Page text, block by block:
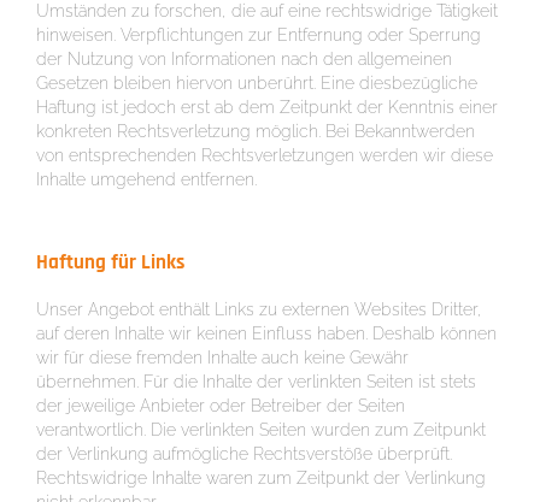
Umständen zu forschen, die auf eine rechtswidrige Tätigkeit
hinweisen. Verpflichtungen zur Entfernung oder Sperrung
der Nutzung von Informationen nach den allgemeinen
Gesetzen bleiben hiervon unberührt. Eine diesbezügliche
Haftung ist jedoch erst ab dem Zeitpunkt der Kenntnis einer
konkreten Rechtsverletzung möglich. Bei Bekanntwerden
von entsprechenden Rechtsverletzungen werden wir diese
Inhalte umgehend entfernen.
Haftung für Links
Unser Angebot enthält Links zu externen Websites Dritter,
auf deren Inhalte wir keinen Einfluss haben. Deshalb können
wir für diese fremden Inhalte auch keine Gewähr
übernehmen. Für die Inhalte der verlinkten Seiten ist stets
der jeweilige Anbieter oder Betreiber der Seiten
verantwortlich. Die verlinkten Seiten wurden zum Zeitpunkt
der Verlinkung aufmögliche Rechtsverstöße überprüft.
Rechtswidrige Inhalte waren zum Zeitpunkt der Verlinkung